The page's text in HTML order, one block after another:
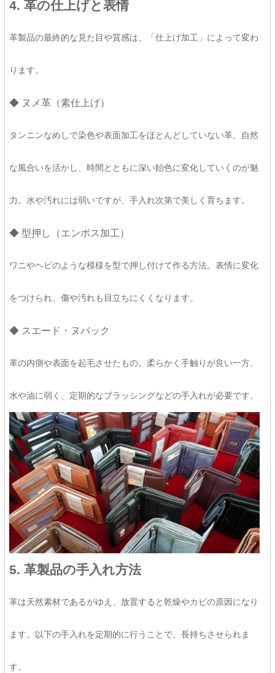
4. 革の仕上げと表情
革製品の最終的な見た目や質感は、「仕上げ加工」によって変わ
ります。
◆ ヌメ革（素仕上げ）
タンニンなめしで染色や表面加工をほとんどしていない革。自然
な風合いを活かし、時間とともに深い飴色に変化していくのが魅
力。水や汚れには弱いですが、手入れ次第で美しく育ちます。
◆ 型押し（エンボス加工）
ワニやヘビのような模様を型で押し付けて作る方法。表情に変化
をつけられ、傷や汚れも目立ちにくくなります。
◆ スエード・ヌバック
革の内側や表面を起毛させたもの。柔らかく手触りが良い一方、
水や油に弱く、定期的なブラッシングなどの手入れが必要です。
5. 革製品の手入れ方法
革は天然素材であるがゆえ、放置すると乾燥やカビの原因になり
ます。以下の手入れを定期的に行うことで、長持ちさせられま
す。